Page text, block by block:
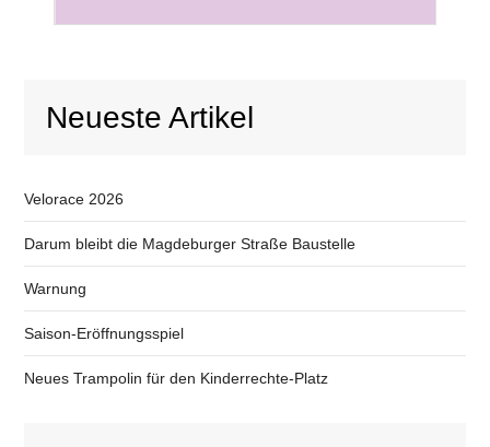
Neueste Artikel
Velorace 2026
Darum bleibt die Magdeburger Straße Baustelle
Warnung
Saison-Eröffnungsspiel
Neues Trampolin für den Kinderrechte-Platz